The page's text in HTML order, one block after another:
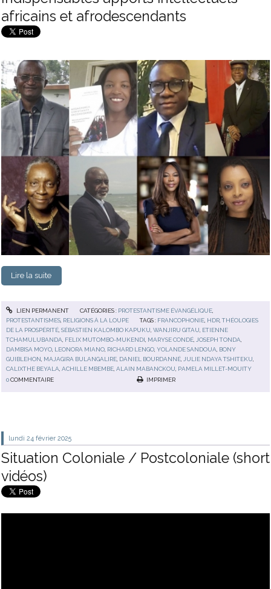
africains et afrodescendants
Lire la suite
LIEN PERMANENT CATÉGORIES : PROTESTANTISME ÉVANGÉLIQUE,
PROTESTANTISMES RELIGIONS À LA LOUPE TAGS : FRANCOPHONIE HDR ,THÉOLOGIES
DE LA PROSPÉRITÉ ,SÉBASTIEN KALOMBO KAPUKU ,WANJIRU GITAU ETIENNE
TCHAMULUBANDA FELIX MUTOMBO-MUKENDI MARYSE CONDÉ JOSEPH TONDA
DAMBISA MOYO LEONORA MIANO RICHARD LENGO ,YOLANDE SANDOUA BONY
GUIBLEHON MAJAGIRA BULANGALIRE DANIEL BOURDANNÉ JULIE NDAYA TSHITEKU
CALIXTHE BEYALA ,ACHILLE MBEMBE ,ALAIN MABANCKOU PAMELA MILLET-MOUITY
0COMMENTAIRE IMPRIMER
lundi 24 février 2025
Situation Coloniale / Postcoloniale (short
vidéos)